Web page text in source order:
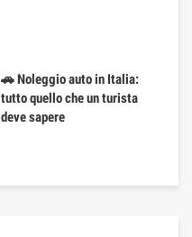
🚗 Noleggio auto in Italia:
tutto quello che un turista
deve sapere